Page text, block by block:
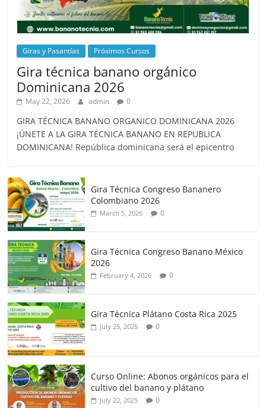
Giras y Pasantías Próximos Cursos
Gira técnica banano orgánico
Dominicana 2026
May 22, 2026 admin 0
GIRA TÉCNICA BANANO ORGANICO DOMINICANA 2026
¡ÚNETE A LA GIRA TÉCNICA BANANO EN REPUBLICA
DOMINICANA! República dominicana será el epicentro
Gira Técnica Congreso Bananero
Colombiano 2026
March 5, 2026 0
Gira Técnica Congreso Banano México
2026
February 4, 2026 0
Gira Técnica Plátano Costa Rica 2025
July 25, 2025 0
Curso Online: Abonos orgánicos para el
cultivo del banano y plátano
July 22, 2025 0